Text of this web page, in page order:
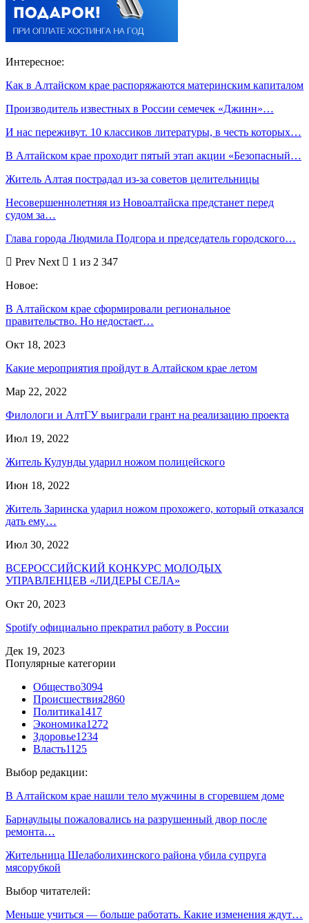
Интересное:
Как в Алтайском крае распоряжаются материнским капиталом
Производитель известных в России семечек «Джинн»…
И нас переживут. 10 классиков литературы, в честь которых…
В Алтайском крае проходит пятый этап акции «Безопасный…
Житель Алтая пострадал из-за советов целительницы
Несовершеннолетняя из Новоалтайска предстанет перед
судом за…
Глава города Людмила Подгора и председатель городского…
Prev Next
1 из 2 347
Новое:
В Алтайском крае сформировали региональное
правительство. Но недостает…
Окт 18, 2023
Какие мероприятия пройдут в Алтайском крае летом
Мар 22, 2022
Филологи и АлтГУ выиграли грант на реализацию проекта
Июл 19, 2022
Житель Кулунды ударил ножом полицейского
Июн 18, 2022
Житель Заринска ударил ножом прохожего, который отказался
дать ему…
Июл 30, 2022
ВСЕРОССИЙСКИЙ КОНКУРС МОЛОДЫХ
УПРАВЛЕНЦЕВ «ЛИДЕРЫ СЕЛА»
Окт 20, 2023
Spotify официально прекратил работу в России
Дек 19, 2023
Популярные категории
Общество3094
Происшествия2860
Политика1417
Экономика1272
Здоровье1234
Власть1125
Выбор редакции:
В Алтайском крае нашли тело мужчины в сгоревшем доме
Барнаульцы пожаловались на разрушенный двор после
ремонта…
Жительница Шелаболихинского района убила супруга
мясорубкой
Выбор читателей:
Меньше учиться — больше работать. Какие изменения ждут…